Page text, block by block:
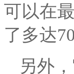
可以在
了多达
另外